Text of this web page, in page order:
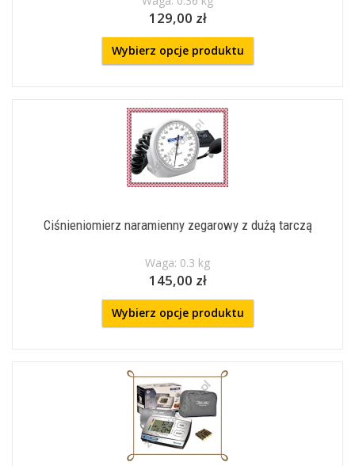
129,00 zł
Wybierz opcje produktu
Ciśnieniomierz naramienny zegarowy z dużą tarczą
Waga: 0.3 kg
145,00 zł
Wybierz opcje produktu